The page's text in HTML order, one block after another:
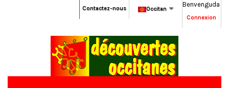
Benvenguda
Connexion
Occitan
Contactez-nous